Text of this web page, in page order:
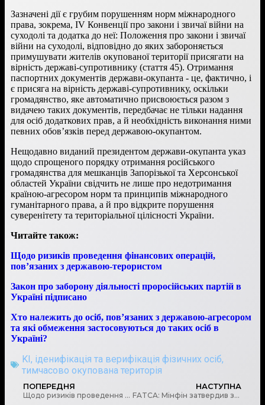
Зазначені дії є грубим порушенням норм міжнародного
права, зокрема, IV Конвенції про закони і звичаї війни на
суходолі та додатка до неї: Положення про закони і звичаї
війни на суходолі, відповідно до яких забороняється
примушувати жителів окупованої території присягати на
вірність державі-супротивнику (стаття 45). Отримання
паспортних документів держави-окупанта - це, фактично, і
є присяга на вірність державі-супротивнику, оскільки
громадянство, яке автоматично присвоюється разом з
видачею таких документів, передбачає не тільки надання
для осіб додаткових прав, а й необхідність виконання ними
певних обов’язків перед державою-окупантом.
Нещодавно виданий президентом держави-окупанта указ
щодо спрощеного порядку отримання російського
громадянства для мешканців Запорізької та Херсонської
областей України свідчить не лише про недотримання
країною-агресором норм та принципів міжнародного
гуманітарного права, а й про відкрите порушення
суверенітету та територіальної цілісності України.
Читайте також:
Щодо ризиків проведення фінансових операцій,
пов’язаних з державою-терористом
Закон про заборону діяльності проросійських партій в
Україні підписано
Хто належить до осіб, пов’язаних з державою-агресором
та які обмеження застосовуються до таких осіб в
Україні?
KI , іденифікація та верифікація фізичних осіб,
тимчасово окупована територія
ПОПЕРЕДНЯ
Щодо ризиків проведення фінансових операцій, пов’язаних з державою-терористом
НАСТУПНА
FATCA: Мінфін затвердив зміни до Порядку заповнення і подання фінансовими агентами звіту про підзвітні рахунки